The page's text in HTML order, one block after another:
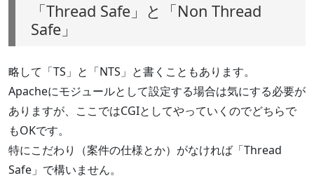
「Thread Safe」と「Non Thread
Safe」
略して「TS」と「NTS」と書くこともあります。
Apacheにモジュールとして設定する場合は気にする必要が
ありますが、ここではCGIとしてやっていくのでどちらで
もOKです。
特にこだわり（案件の仕様とか）がなければ「Thread
Safe」で構いません。